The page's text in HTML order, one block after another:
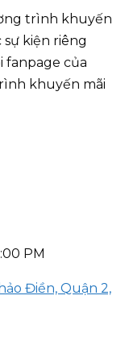
trình khuyến
sự kiện riêng
fanpage của
khuyến mãi
PM
Điền, Quận 2,